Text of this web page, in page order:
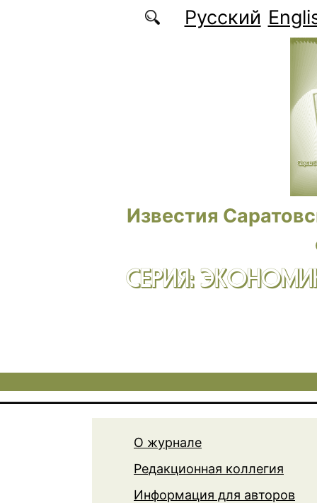
Перейти к основному содержаниюРусский
Известия
СЕРИЯ:
О журнале
Редакционная коллегия
Информация для авторов